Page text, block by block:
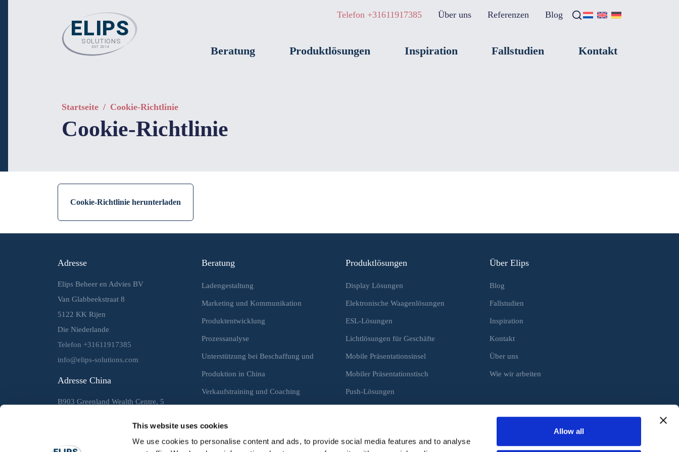
This website uses cookies
We use cookies to personalise content and ads, to provide social media features and to analyse
Allow all
Suche ×
Telefon +31611917385 Über uns Referenzen Blog
Beratung Produktlösungen Inspiration Fallstudien Kontakt
Startseite / Cookie-Richtlinie
Cookie-Richtlinie
Cookie-Richtlinie herunterladen
Adresse
Elips Beheer en Advies BV
Van Glabbeekstraat 8
5122 KK Rijen
Die Niederlande
Telefon +31611917385
info@elips-solutions.com
Adresse China
B903 Greenland Wealth Centre, 5
100076, Rep. of China Telefon +86 10
6024 0498
Beratung
Ladengestaltung
Marketing und Kommunikation
Produktentwicklung
Prozessanalyse
Unterstützung bei Beschaffung und
Produktion in China
Verkaufstraining und Coaching
Produktlösungen
Display Lösungen
Elektronische Waagenlösungen
ESL-Lösungen
Lichtlösungen für Geschäfte
Mobile Präsentationsinsel
Mobiler Präsentationstisch
Push-Lösungen
Über Elips
Blog
Fallstudien
Inspiration
Kontakt
Über uns
Wie wir arbeiten